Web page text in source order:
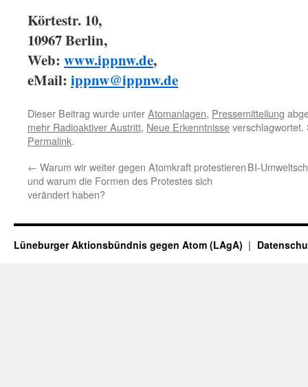
Körtestr. 10,
10967 Berlin,
Web: www.ippnw.de,
eMail: ippnw@ippnw.de
Dieser Beitrag wurde unterAtomanlagen, Pressemitteilung
mehr Radioaktiver Austritt, Neue Erkenntnisse
Permalink.
← Warum wir weiter gegen Atomkraft protestieren
und warum die Formen des Protestes sich
verändert haben?
BI-
Lüneburger Aktionsbündnis gegen Atom (LAgA)